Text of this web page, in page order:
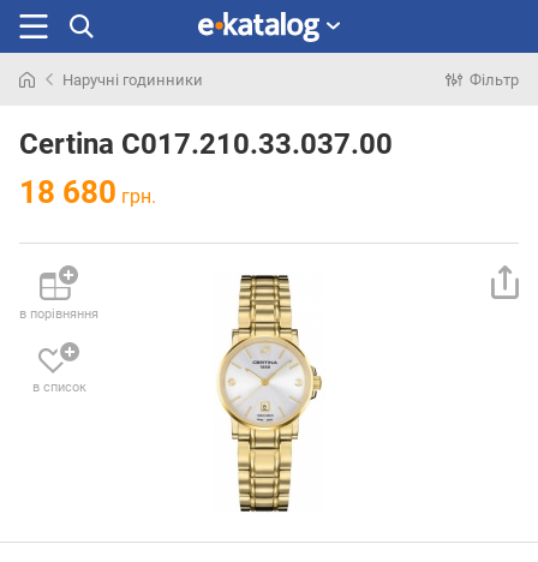
раніше
Наручні годинники Фільтр
Certina C017.210.33.037.00
18 680 грн.
в порівняння
в список